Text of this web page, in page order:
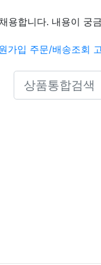
용합니다. 내용이 궁
가입 주문/배송조회
Search icons